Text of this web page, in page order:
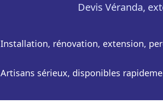
Devis Véranda,
Installation, rénovation, extension,
Artisans sérieux, disponibles